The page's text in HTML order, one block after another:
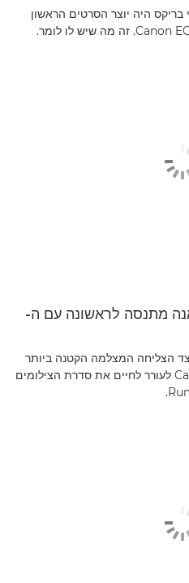
בריקס היה יוצר הסרטים הראשון
מתנסה לראשונה עם ה-
הצליחה המצלמה הקטנה ביותר
בסדרת המצלמות החדשה של Canon לעורר לחיים את סדרת הצילומים